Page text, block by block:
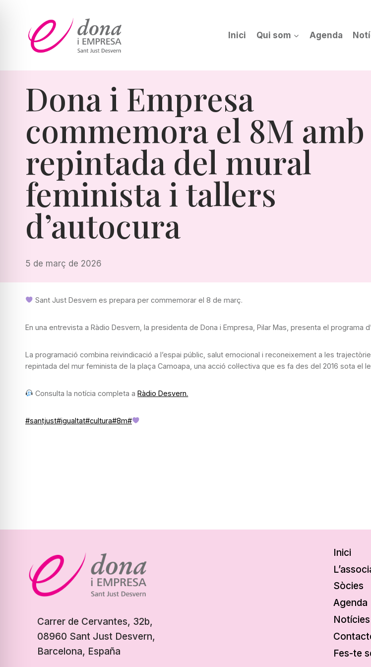
contingut
Inici Qui som Agenda
Dona i Empresa
commemora el 8M amb
repintada del mural
feminista i tallers
d’autocura
5 de març de 2026
Sant Just Desvern es prepara per commemorar el 8 de març.
En una entrevista a Ràdio Desvern, la presidenta de Dona i Empresa, Pilar Mas, presenta el programa
La programació combina reivindicació a l’espai públic, salut emocional i reconeixement a les
repintada del mur feminista de la plaça Camoapa, una acció col·lectiva que es fa des del 2016 sota el
Consulta la notícia completa aRàdio Desvern.
#santjust#igualtat#cultura#8m#
Carrer de Cervantes, 32b,
08960 Sant Just Desvern,
Barcelona, España
Inici
Sòcies
Agenda
Notícies
Fes-te